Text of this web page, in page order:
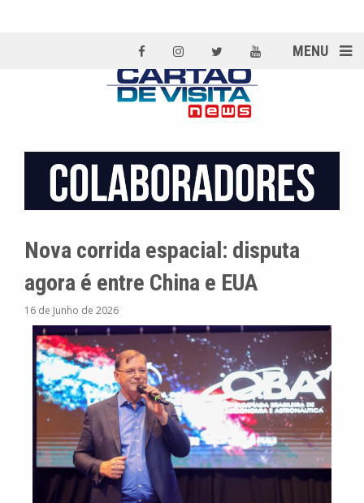
MENU
Nova corrida espacial: disputa
agora é entre China e EUA
16 de Junho de 2026